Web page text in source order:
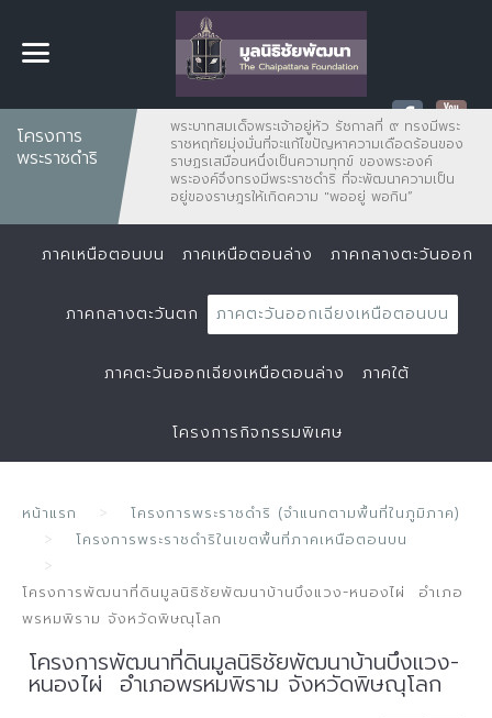
โครงการ
พระราชดำริ
พระบาทสมเด็จพระเจ้าอยู่หัว รัชกาลที่ ๙ ทรงมีพระ
ราชหฤทัยมุ่งมั่นที่จะแก้ไขปัญหาความเดือดร้อนของ
ราษฏรเสมือนหนึ่งเป็นความทุกข์ ของพระองค์
พระองค์จึงทรงมีพระราชดำริ ที่จะพัฒนาความเป็น
อยู่ของราษฎรให้เกิดความ "พออยู่ พอกิน”
ภาคเหนือตอนบน ภาคเหนือตอนล่าง ภาคกลางตะวันออก
ภาคกลางตะวันตก ภาคตะวันออกเฉียงเหนือตอนบน
ภาคตะวันออกเฉียงเหนือตอนล่าง ภาคใต้
โครงการกิจกรรมพิเศษ
หน้าแรก
โครงการพระราชดำริ (จำแนกตามพื้นที่ในภูมิภาค)
โครงการพระราชดำริในเขตพื้นที่ภาคเหนือตอนบน
โครงการพัฒนาที่ดินมูลนิธิชัยพัฒนาบ้านบึงแวง-หนองไผ่ อำเภอ
พรหมพิราม จังหวัดพิษณุโลก
โครงการพัฒนาที่ดินมูลนิธิชัยพัฒนาบ้านบึงแวง-
หนองไผ่ อำเภอพรหมพิราม จังหวัดพิษณุโลก